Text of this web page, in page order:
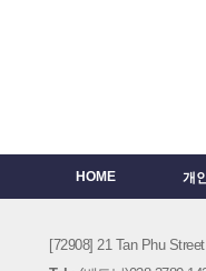
HOME 개
[72908] 21 Tan Phu